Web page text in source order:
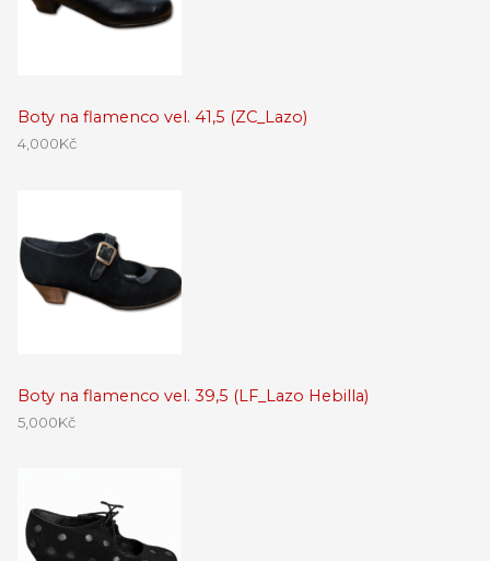
Boty na flamenco vel. 41,5 (ZC_Lazo)
4,000Kč
Boty na flamenco vel. 39,5 (LF_Lazo Hebilla)
5,000Kč